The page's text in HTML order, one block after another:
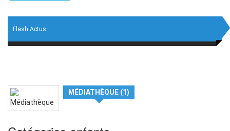
Flash Actus
MÉDIATHÈQUE (1)